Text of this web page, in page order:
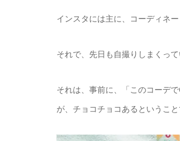
インスタには主に、コーディネ
それで、先日も自撮りしまくっ
それは、事前に、「このコーデ
が、チョコチョコあるということ